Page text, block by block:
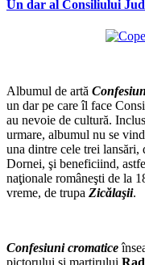
Un dar al Consiliului
Albumul de artă
un dar pe care îl face
au nevoie de cultură.
urmare, albumul nu se
una dintre cele trei lansări,
Dornei, şi beneficiind,
naţionale româneşti de la
vreme, de trupa Zicălaşii.
Confesiuni cromatice